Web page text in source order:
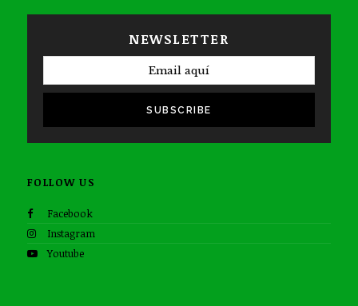
NEWSLETTER
SUBSCRIBE
FOLLOW US
Facebook
Instagram
Youtube